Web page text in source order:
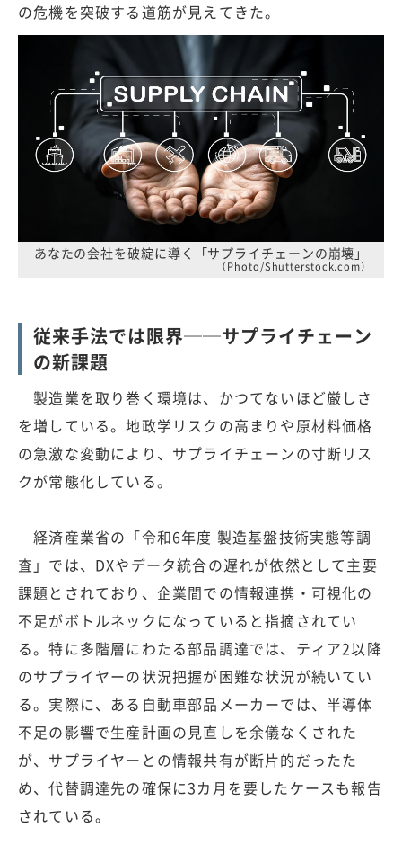
の危機を突破する道筋が見えてきた。
あなたの会社を破綻に導く「サプライチェーンの崩壊」
（Photo/Shutterstock.com）
従来手法では限界──サプライチェーン
の新課題
製造業を取り巻く環境は、かつてないほど厳しさ
を増している。地政学リスクの高まりや原材料価格
の急激な変動により、サプライチェーンの寸断リス
クが常態化している。
経済産業省の「令和6年度 製造基盤技術実態等調
査」では、DXやデータ統合の遅れが依然として主要
課題とされており、企業間での情報連携・可視化の
不足がボトルネックになっていると指摘されてい
る。特に多階層にわたる部品調達では、ティア2以降
のサプライヤーの状況把握が困難な状況が続いてい
る。実際に、ある自動車部品メーカーでは、半導体
不足の影響で生産計画の見直しを余儀なくされた
が、サプライヤーとの情報共有が断片的だったた
め、代替調達先の確保に3カ月を要したケースも報告
されている。